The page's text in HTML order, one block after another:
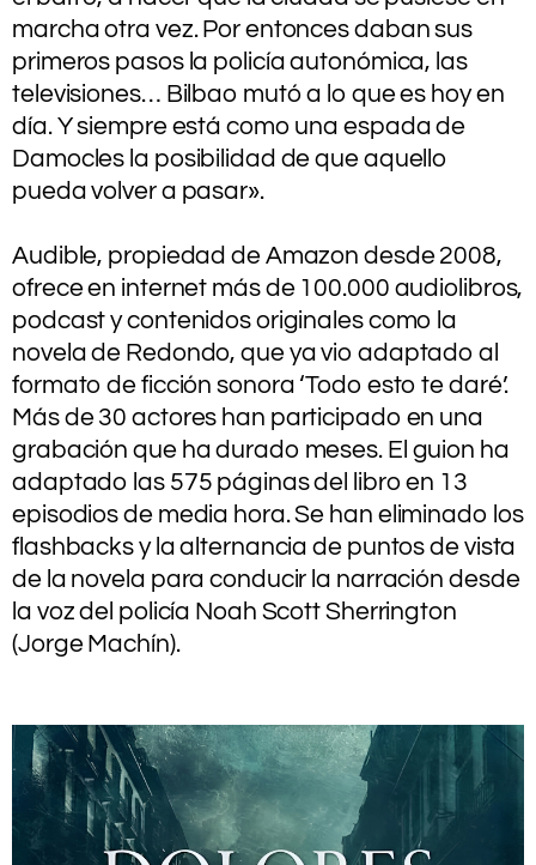
marcha otra vez. Por entonces daban sus
primeros pasos la policía autonómica, las
televisiones… Bilbao mutó a lo que es hoy en
día. Y siempre está como una espada de
Damocles la posibilidad de que aquello
pueda volver a pasar».
Audible, propiedad de Amazon desde 2008,
ofrece en internet más de 100.000 audiolibros,
podcast y contenidos originales como la
novela de Redondo, que ya vio adaptado al
formato de ficción sonora ‘Todo esto te daré’.
Más de 30 actores han participado en una
grabación que ha durado meses. El guion ha
adaptado las 575 páginas del libro en 13
episodios de media hora. Se han eliminado los
flashbacks y la alternancia de puntos de vista
de la novela para conducir la narración desde
la voz del policía Noah Scott Sherrington
(Jorge Machín).